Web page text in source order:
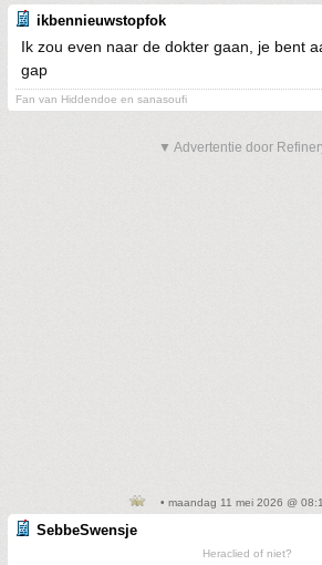
ikbennieuwstopfok
Ik zou even naar de dokter gaan, je bent
gap
Fan van Hiddendoe en sanasoufi
▼ Advertentie door
• maandag 11 mei 2026 @
SebbeSwensje
Heraclied of niet?